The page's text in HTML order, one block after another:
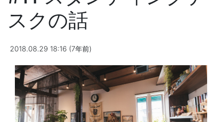
スクの話
2018.08.29 18:16 (7年前)